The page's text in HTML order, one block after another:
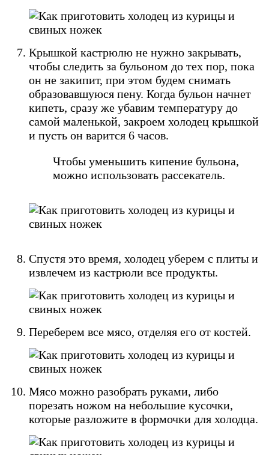
Крышкой кастрюлю не нужно закрывать,
чтобы следить за бульоном до тех пор, пока
он не закипит, при этом будем снимать
образовавшуюся пену. Когда бульон начнет
кипеть, сразу же убавим температуру до
самой маленькой, закроем холодец крышкой
и пусть он варится 6 часов.
Чтобы уменьшить кипение бульона,
можно использовать рассекатель.
Спустя это время, холодец уберем с плиты и
извлечем из кастрюли все продукты.
Переберем все мясо, отделяя его от костей.
Мясо можно разобрать руками, либо
порезать ножом на небольшие кусочки,
которые разложите в формочки для холодца.